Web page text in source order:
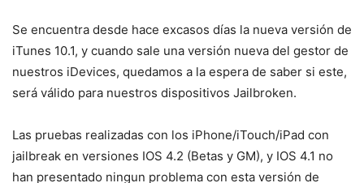
Se encuentra desde hace excasos días la nueva versión de
iTunes 10.1, y cuando sale una versión nueva del gestor de
nuestros iDevices, quedamos a la espera de saber si este,
será válido para nuestros dispositivos Jailbroken.
Las pruebas realizadas con los iPhone/iTouch/iPad con
jailbreak en versiones IOS 4.2 (Betas y GM), y IOS 4.1 no
han presentado ningun problema con esta versión de